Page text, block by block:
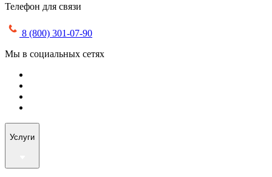
Телефон для связи
8 (800) 301-07-90
Мы в социальных сетях
Услуги